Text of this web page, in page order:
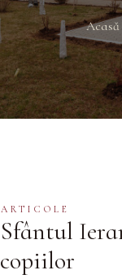
Acasă
ARTICOLE
Sfântul
copiilor